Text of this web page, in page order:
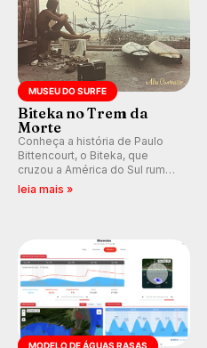
MUSEU DO SURFE
Biteka no Trem da
Morte
Conheça a história de Paulo
Bittencourt, o Biteka, que
cruzou a América do Sul rumo
ao Pacífico em uma jornada
que se tornou um marco de
leia mais »
MODELO DE ÁGUAS RASAS